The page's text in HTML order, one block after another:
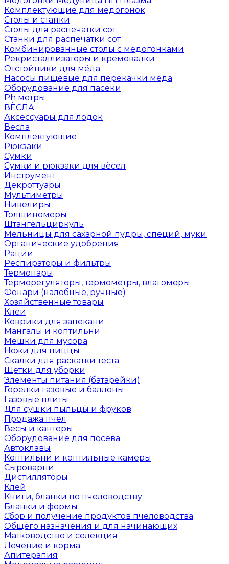
Комплектующие для медогонок
Столы и станки
Столы для распечатки сот
Станки для распечатки сот
Комбинированные столы с медогонками
Рекристаллизаторы и кремовалки
Отстойники для мёда
Насосы пищевые для перекачки меда
Оборудование для пасеки
Ph метры
ВЁСЛА
Аксессуары для лодок
Весла
Комплектующие
Рюкзаки
Сумки
Сумки и рюкзаки для вёсел
Инструмент
Декроттуары
Мультиметры
Нивелиры
Толщиномеры
Штангельциркуль
Мельницы для сахарной пудры, специй, муки
Органические удобрения
Рации
Респираторы и фильтры
Термопары
Терморегуляторы, термометры, влагомеры
Фонари (налобные, ручные)
Хозяйственные товары
Клеи
Коврики для запекани
Мангалы и коптильни
Мешки для мусора
Ножи для пиццы
Скалки для раскатки теста
Щетки для уборки
Элементы питания (батарейки)
Горелки газовые и баллоны
Газовые плиты
Для сушки пыльцы и фруков
Продажа пчел
Весы и кантеры
Оборудование для посева
Автоклавы
Коптильни и коптильные камеры
Сыроварни
Дистилляторы
Клей
Книги, бланки по пчеловодству
Бланки и формы
Сбор и получение продуктов пчеловодства
Общего назначения и для начинающих
Матководство и селекция
Лечение и корма
Апитерапия